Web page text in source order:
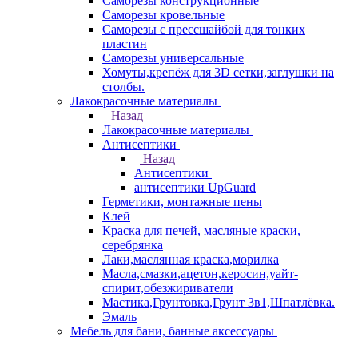
Саморезы кровельные
Саморезы с прессшайбой для тонких
пластин
Саморезы универсальные
Хомуты,крепёж для 3D сетки,заглушки на
столбы.
Лакокрасочные материалы
Назад
Лакокрасочные материалы
Антисептики
Назад
Антисептики
антисептики UpGuard
Герметики, монтажные пены
Клей
Краска для печей, масляные краски,
серебрянка
Лаки,маслянная краска,морилка
Масла,смазки,ацетон,керосин,уайт-
спирит,обезжириватели
Мастика,Грунтовка,Грунт 3в1,Шпатлёвка.
Эмаль
Мебель для бани, банные аксессуары